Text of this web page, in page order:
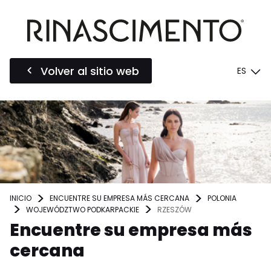
Volver al sitio web ES
INICIO ENCUENTRE SU EMPRESA MÁS CERCANA
POLONIA
WOJEWÓDZTWO PODKARPACKIE
RZESZÓW
Encuentre su empresa más
cercana